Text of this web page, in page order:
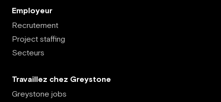
Employeur
Recrutement
Project staffing
Secteurs
Travaillez chez Greystone
Greystone jobs